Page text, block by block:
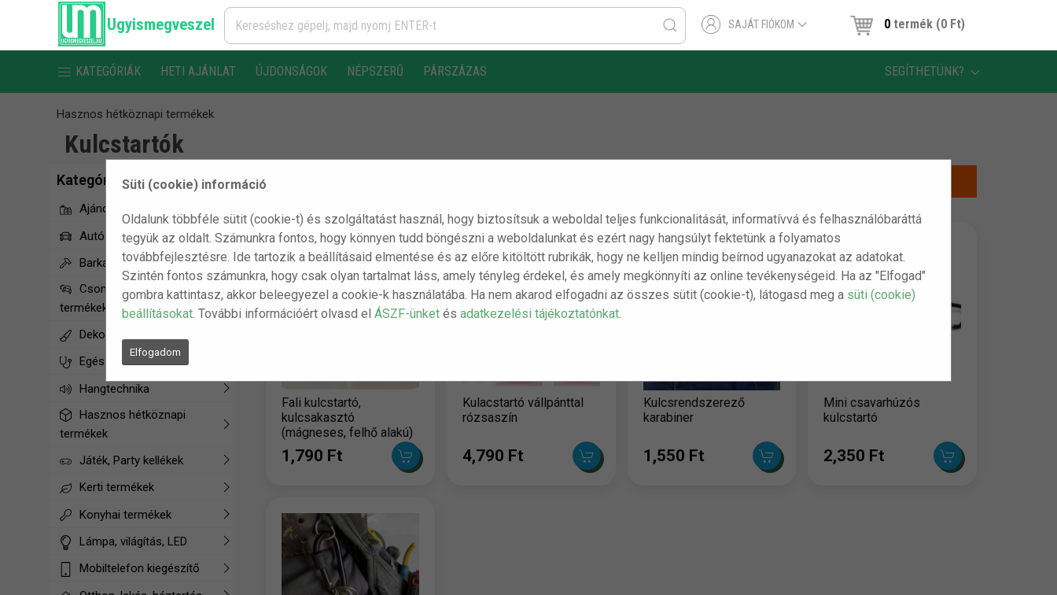
Süti (cookie) információ
Oldalunk többféle sütit (cookie-t) és szolgáltatást használ, hogy biztosítsuk a weboldal teljes funkcionalitását, informatívvá és felhasználóbaráttá
tegyük az oldalt. Számunkra fontos, hogy könnyen tudd böngészni a weboldalunkat és ezért nagy hangsúlyt fektetünk a folyamatos
továbbfejlesztésre. Ide tartozik a beállításaid elmentése és az előre kitöltött rubrikák, hogy ne kelljen mindig beírnod ugyanazokat az adatokat.
Szintén fontos számunkra, hogy csak olyan tartalmat láss, amely tényleg érdekel, és amely megkönnyíti az online tevékenységeid. Ha az "Elfogad"
gombra kattintasz, akkor beleegyezel a cookie-k használatába. Ha nem akarod elfogadni az összes sütit (cookie-t), látogasd meg a süti (cookie)
beállításokat . További információért olvasd elÁSZF-ünket ésadatkezelési tájékoztatónkat
Elfogadom
Ugyismegveszel SAJÁT FIÓKOM 0termék (0 Ft)
KATEGÓRIÁK HETI AJÁNLAT ÚJDONSÁGOK NÉPSZERŰ PÁRSZÁZAS SEGÍTHETÜNK?
Hasznos hétköznapi termékek
Kulcstartók
Kategóriák
Ajándékötletek
Autós termékek
Barkács/Szerszám
Csomagolássérült
termékek
Dekorációs termékek
Egészségügyi termékek
Hangtechnika
Hasznos hétköznapi
termékek
Játék, Party kellékek
Kerti termékek
Konyhai termékek
Lámpa, világítás, LED
Mobiltelefon kiegészítő
Fali kulcstartó,
kulcsakasztó
(mágneses, felhő alakú)
1,790 Ft
Kulacstartó vállpánttal
rózsaszín
4,790 Ft
Kulcsrendszerező
karabiner
1,550 Ft
Mini csavarhúzós
kulcstartó
2,350 Ft